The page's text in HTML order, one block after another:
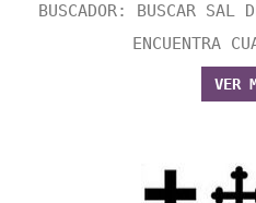
BUSCADOR: BUSCAR SAL
ENCUENTRA
VER